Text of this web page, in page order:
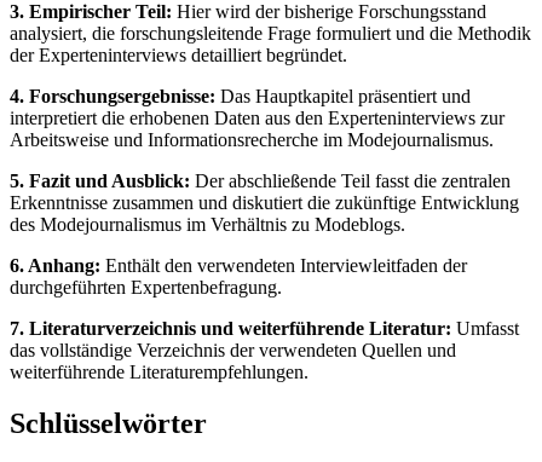
3. Empirischer Teil: Hier wird der bisherige Forschungsstand
analysiert, die forschungsleitende Frage formuliert und die Methodik
der Experteninterviews detailliert begründet.
4. Forschungsergebnisse: Das Hauptkapitel präsentiert und
interpretiert die erhobenen Daten aus den Experteninterviews zur
Arbeitsweise und Informationsrecherche im Modejournalismus.
5. Fazit und Ausblick: Der abschließende Teil fasst die zentralen
Erkenntnisse zusammen und diskutiert die zukünftige Entwicklung
des Modejournalismus im Verhältnis zu Modeblogs.
6. Anhang: Enthält den verwendeten Interviewleitfaden der
durchgeführten Expertenbefragung.
7. Literaturverzeichnis und weiterführende Literatur: Umfasst
das vollständige Verzeichnis der verwendeten Quellen und
weiterführende Literaturempfehlungen.
Schlüsselwörter